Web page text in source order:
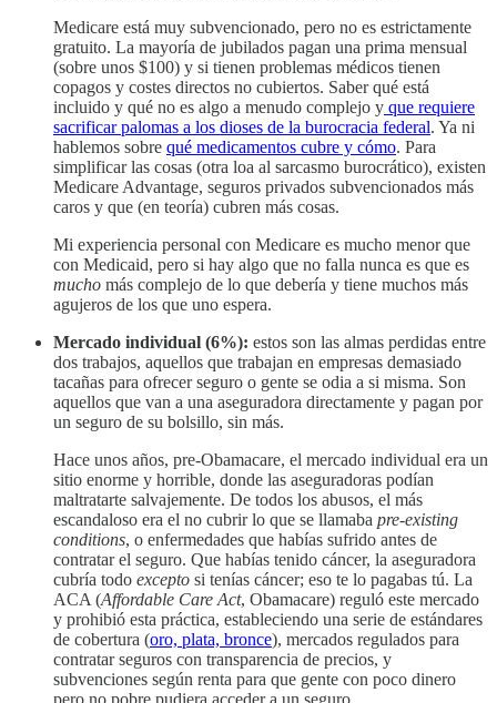
Medicare está muy subvencionado, pero no es estrictamente
gratuito. La mayoría de jubilados pagan una prima mensual
(sobre unos $100) y si tienen problemas médicos tienen
copagos y costes directos no cubiertos. Saber qué está
incluido y qué no es algo a menudo complejo y que requiere
sacrificar palomas a los dioses de la burocracia federal. Ya ni
hablemos sobre qué medicamentos cubre y cómo. Para
simplificar las cosas (otra loa al sarcasmo burocrático), existen
Medicare Advantage, seguros privados subvencionados más
caros y que (en teoría) cubren más cosas.
Mi experiencia personal con Medicare es mucho menor que
con Medicaid, pero si hay algo que no falla nunca es que es
mucho más complejo de lo que debería y tiene muchos más
agujeros de los que uno espera.
Mercado individual (6%): estos son las almas perdidas entre
dos trabajos, aquellos que trabajan en empresas demasiado
tacañas para ofrecer seguro o gente se odia a si misma. Son
aquellos que van a una aseguradora directamente y pagan por
un seguro de su bolsillo, sin más.
Hace unos años, pre-Obamacare, el mercado individual era un
sitio enorme y horrible, donde las aseguradoras podían
maltratarte salvajemente. De todos los abusos, el más
escandaloso era el no cubrir lo que se llamaba pre-existing
conditions, o enfermedades que habías sufrido antes de
contratar el seguro. Que habías tenido cáncer, la aseguradora
cubría todo excepto si tenías cáncer; eso te lo pagabas tú. La
ACA (Affordable Care Act, Obamacare) reguló este mercado
y prohibió esta práctica, estableciendo una serie de estándares
de cobertura (oro, plata, bronce), mercados regulados para
contratar seguros con transparencia de precios, y
subvenciones según renta para que gente con poco dinero
pero no pobre pudiera acceder a un seguro.